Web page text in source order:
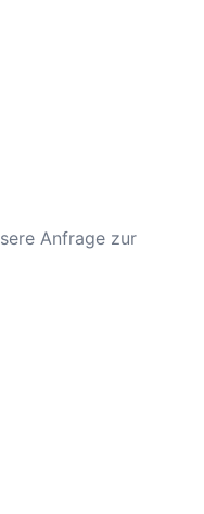
Anfrage zur